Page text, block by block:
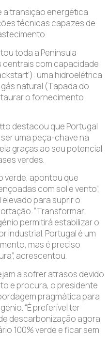
a transição energética
técnicas capazes de
toda a Península
centrais com capacidade
uma hidroelétrica
natural (Tapada do
o fornecimento
destacou que Portugal
uma peça-chave na
graças ao seu potencial
verdes.
verde, apontou que
com sol e vento”,
para suprir o
“Transformar
permitirá estabilizar o
industrial. Portugal é um
mas é preciso
acrescentou.
a sofrer atrasos devido
e procura, o presidente
pragmática para
“É preferível ter
descarbonização agora
100% verde e ficar sem